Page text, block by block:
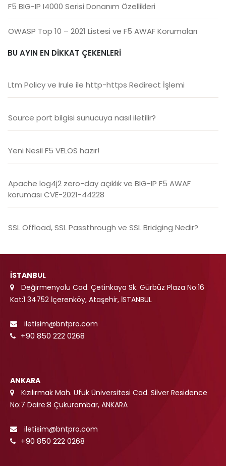
F5 BIG-IP I4000 Serisi Donanım Özellikleri
OWASP Top 10 – 2021 Listesi ve F5 AWAF Korumaları
BU AYIN EN DIKKAT ÇEKENLERI
Ltm Policy ve Irule ile http-https Redirect İşlemi
Source port bilgisi sunucuya nasıl iletilir?
Yeni Nesil F5 VELOS hazır!
Apache log4j2 zero-day açıklık ve BIG-IP F5 AWAF
koruması CVE-2021-44228
SSL Offload, SSL Passthrough ve SSL Bridging Nedir?
İSTANBUL
Değirmenyolu Cad. Çetinkaya Sk. Gürbüz Plaza No:16
Kat:1 34752 İçerenköy, Ataşehir, İSTANBUL
iletisim@bntpro.com
+90 850 222 0268
ANKARA
Kızılırmak Mah. Ufuk Üniversitesi Cad. Silver Residence
No:7 Daire:8 Çukurambar, ANKARA
iletisim@bntpro.com
+90 850 222 0268